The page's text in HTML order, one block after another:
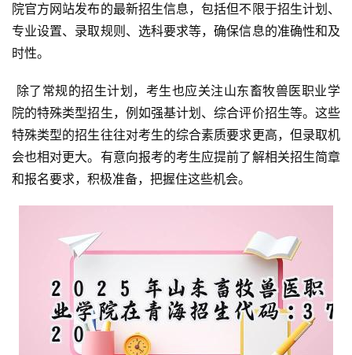
院官方网站发布的最新招生信息，包括但不限于招生计划、
专业设置、录取规则、选科要求等，确保信息的准确性和及
时性。
院的特殊类型招生，例如强基计划、综合评价招生等。这些
特殊类型的招生往往对考生的综合素质要求更高，但录取机
会也相对更大。有意向报考的考生应提前了解相关招生简章
和报名要求，积极准备，把握住这些机会。